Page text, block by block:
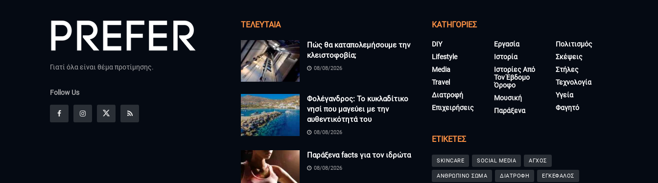
Γιατί όλα είναι θέμα προτίμησης.
Follow Us
ΤΕΛΕΥΤΑΊΑ
Πώς θα καταπολεμήσουμε την
κλειστοφοβία;
08/08/2026
Φολέγανδρος: Το κυκλαδίτικο
νησί που μαγεύει με την
αυθεντικότητά του
08/08/2026
Παράξενα facts για τον ιδρώτα
08/08/2026
KΑΤΗΓΟΡΊΕΣ
DIY
Lifestyle
Media
Travel
Διατροφή
Επιχειρήσεις
Εργασία
Ιστορία
Ιστορίες Από
Τον Έβδομο
Όροφο
Μουσική
Παράξενα
Πολιτισμός
Σκέψεις
Στήλες
Τεχνολογία
Υγεία
Φαγητό
ΕΤΙΚΈΤΕΣ
SKINCARE SOCIAL MEDIA ΑΓΧΟΣ
ΑΝΘΡΩΠΙΝΟ ΣΩΜΑ ΔΙΑΤΡΟΦΗ ΕΓΚΕΦΑΛΟΣ